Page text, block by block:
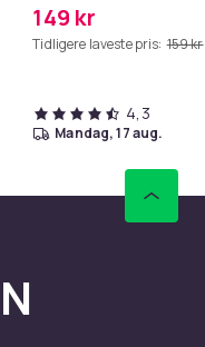
149 kr
Tidligere laveste pris: 159 kr
4,3
mandag, 17 aug.